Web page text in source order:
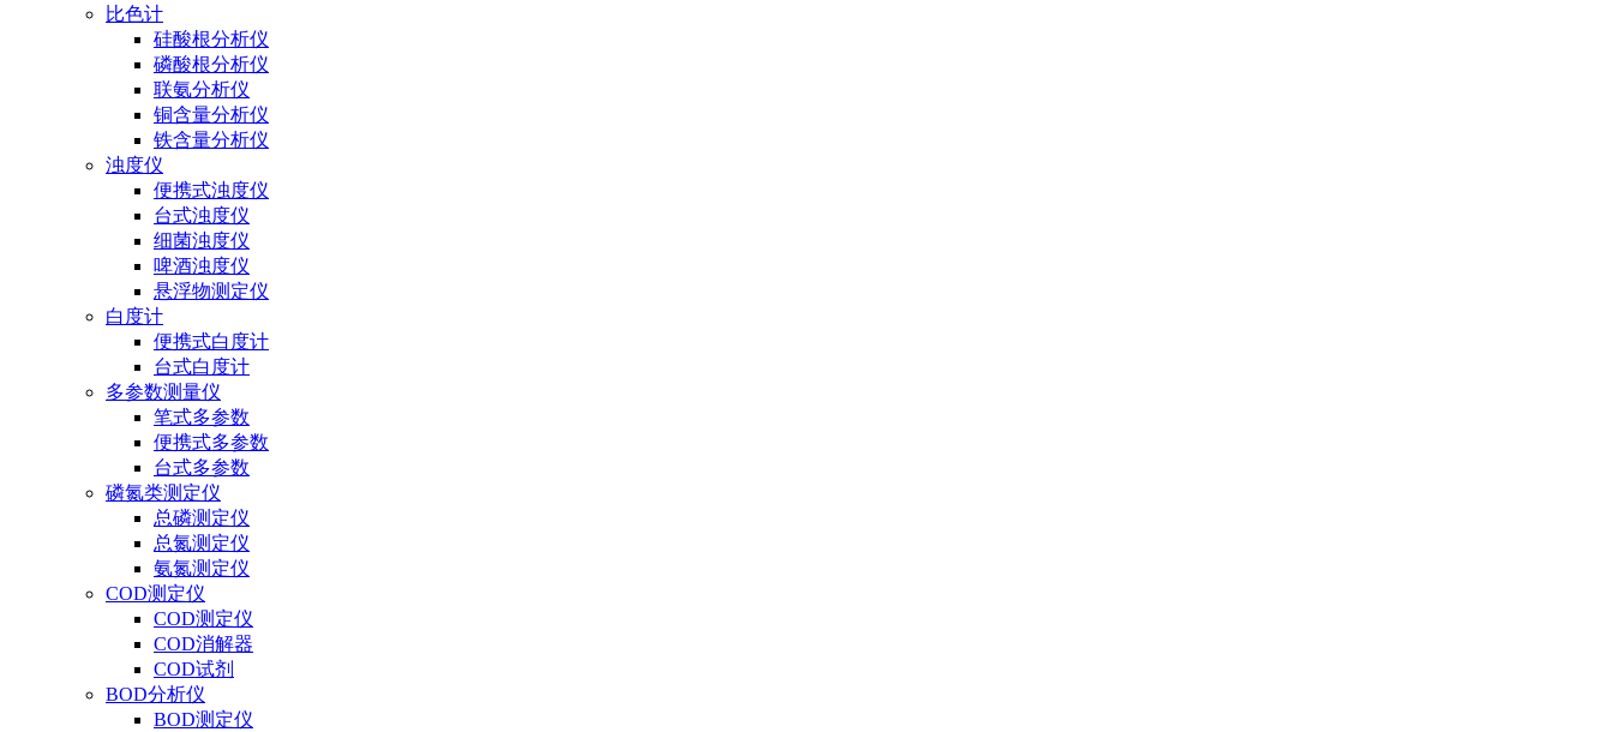
比色计
硅酸根分析仪
磷酸根分析仪
联氨分析仪
铜含量分析仪
铁含量分析仪
浊度仪
便携式浊度仪
台式浊度仪
细菌浊度仪
啤酒浊度仪
悬浮物测定仪
白度计
便携式白度计
台式白度计
多参数测量仪
笔式多参数
便携式多参数
台式多参数
磷氮类测定仪
总磷测定仪
总氮测定仪
氨氮测定仪
COD测定仪
COD测定仪
COD消解器
COD试剂
BOD分析仪
BOD测定仪